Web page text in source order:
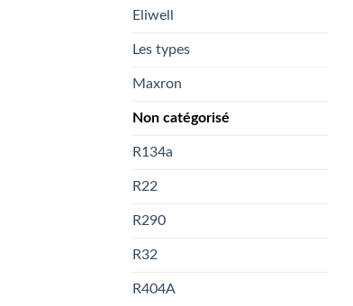
Eliwell
Les types
Maxron
Non catégorisé
R134a
R22
R290
R32
R404A